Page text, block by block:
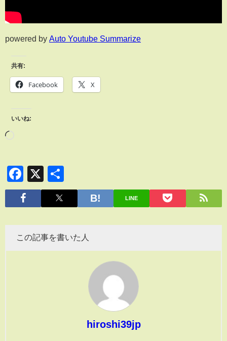
powered by Auto Youtube Summarize
共有:
Facebook X
いいね:
Facebook
X
有
LINE
この記事を書いた人
hiroshi39jp